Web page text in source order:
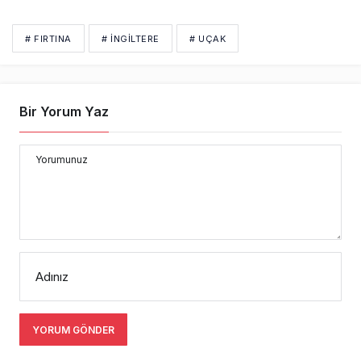
# FIRTINA # İNGİLTERE # UÇAK
Bir Yorum Yaz
Yorumunuz
Adınız
YORUM GÖNDER